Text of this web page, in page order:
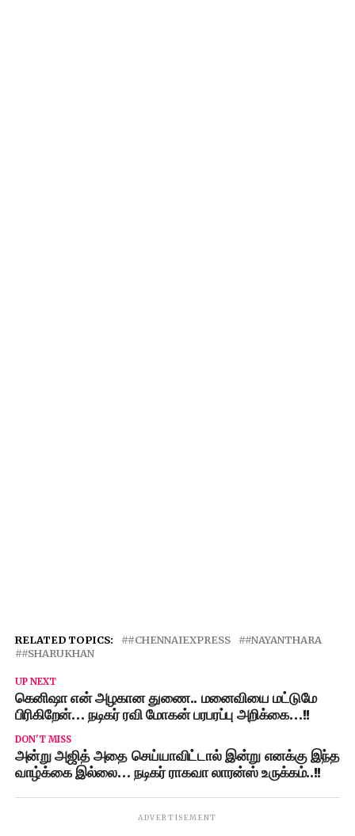
RELATED TOPICS: #CHENNAIEXPRESS
#NAYANTHARA
#SHARUKHAN
UP NEXT
கெனிஷா என் அழகான துணை.. மனைவியை மட்டுமே
பிரிகிறேன்… நடிகர் ரவி மோகன் பரபரப்பு அறிக்கை…!!
DON'T MISS
அன்று அஜித் அதை செய்யாவிட்டால் இன்று எனக்கு இந்த
வாழ்க்கை இல்லை… நடிகர் ராகவா லாரன்ஸ் உருக்கம்..!!
ADVERTISEMENT